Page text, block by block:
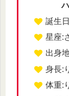
誕生
星座:
出身
身長:
体重: